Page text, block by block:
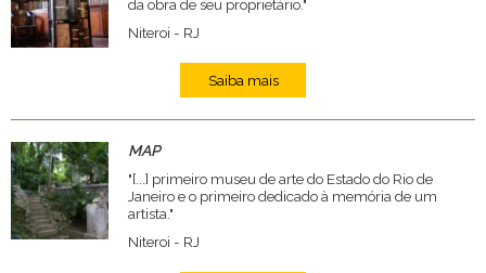
da obra de seu proprietário."
Niteroi - RJ
Saiba mais
MAP
"[...] primeiro museu de arte do Estado do Rio de
Janeiro e o primeiro dedicado à memória de um
artista."
Niteroi - RJ